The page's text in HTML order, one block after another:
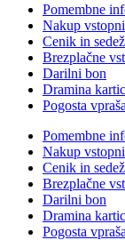
Pomembne
Nakup
Cenik in
Brezplačne
Darilni bon
Dramina
Pogosta
Pomembne
Nakup
Cenik in
Brezplačne
Darilni bon
Dramina
Pogosta